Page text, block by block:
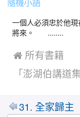
一個人必須忠於他
將來。 ........
 所有書籍
「澎湖伯講道
31. 全家歸主